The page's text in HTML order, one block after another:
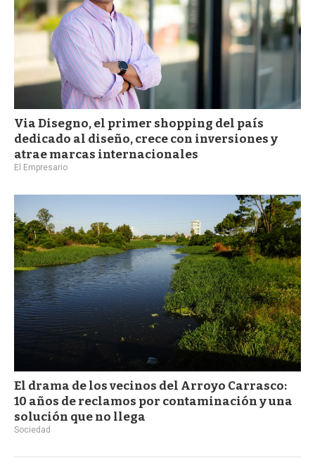
Via Disegno, el primer shopping del país
dedicado al diseño, crece con inversiones y
atrae marcas internacionales
El Empresario
El drama de los vecinos del Arroyo Carrasco:
10 años de reclamos por contaminación y una
solución que no llega
Sociedad